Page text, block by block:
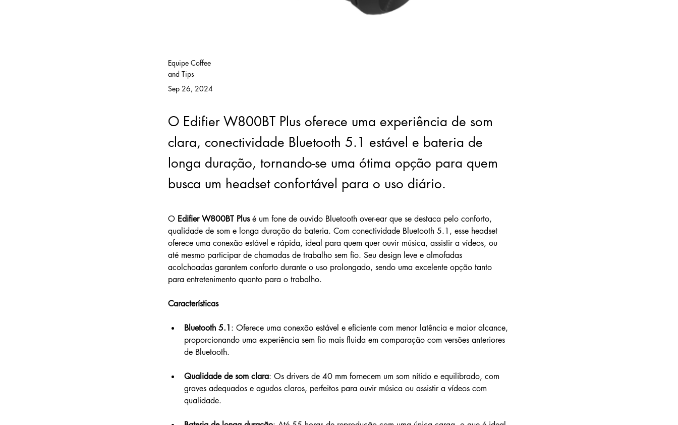
Equipe Coffee
and Tips
Sep 26, 2024
O Edifier W800BT Plus oferece uma experiência de som
clara, conectividade Bluetooth 5.1 estável e bateria de
longa duração, tornando-se uma ótima opção para quem
busca um headset confortável para o uso diário.
O Edifier W800BT Plus é um fone de ouvido Bluetooth over-ear que se destaca pelo conforto,
qualidade de som e longa duração da bateria. Com conectividade Bluetooth 5.1, esse headset
oferece uma conexão estável e rápida, ideal para quem quer ouvir música, assistir a vídeos, ou
até mesmo participar de chamadas de trabalho sem fio. Seu design leve e almofadas
acolchoadas garantem conforto durante o uso prolongado, sendo uma excelente opção tanto
para entretenimento quanto para o trabalho.
Características
Bluetooth 5.1: Oferece uma conexão estável e eficiente com menor latência e maior alcance,
proporcionando uma experiência sem fio mais fluida em comparação com versões anteriores
de Bluetooth.
Qualidade de som clara: Os drivers de 40 mm fornecem um som nítido e equilibrado, com
graves adequados e agudos claros, perfeitos para ouvir música ou assistir a vídeos com
qualidade.